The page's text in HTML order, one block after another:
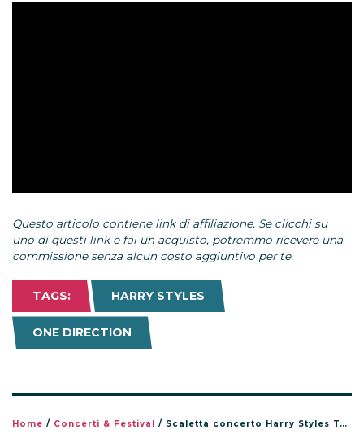
Questo articolo contiene link di affiliazione. Se clicchi su
uno di questi link e fai un acquisto, potremmo ricevere una
commissione senza alcun costo aggiuntivo per te.
TAGS: HARRY STYLES
ONE DIRECTION
Home / Concerti & Festival / Scaletta concerto Harry Styles Together Together Tour 2026